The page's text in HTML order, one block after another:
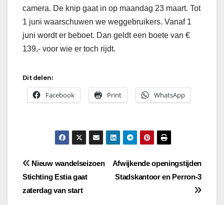
camera. De knip gaat in op maandag 23 maart. Tot
1 juni waarschuwen we weggebruikers. Vanaf 1
juni wordt er beboet. Dan geldt een boete van €
139,- voor wie er toch rijdt.
Dit delen:
Facebook Print WhatsApp
Bericht
navigatie
Afwijkende openingstijden
Stadskantoor en Perron-3
Nieuw wandelseizoen
Stichting Estia gaat
zaterdag van start